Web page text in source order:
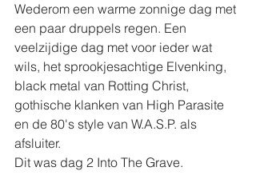
Wederom een warme zonnige dag met
een paar druppels regen. Een
veelzijdige dag met voor ieder wat
wils, het sprookjesachtige Elvenking,
black metal van Rotting Christ,
gothische klanken van High Parasite
en de 80's style van W.A.S.P. als
afsluiter.
Dit was dag 2 Into The Grave.